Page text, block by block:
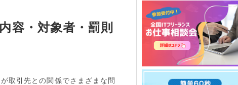
容・対象者・罰則
取引先との関係でさまざまな問